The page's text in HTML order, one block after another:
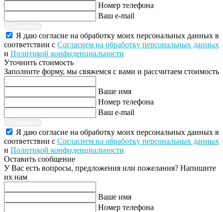
Номер телефона
Ваш e-mail
Я даю согласие на обработку моих персональных данных в
соответствии с Согласием на обработку персональных данных
и Политикой конфиденциальности
Уточнить стоимость
Заполните форму, мы свяжемся с вами и рассчитаем стоимость
Ваше имя
Номер телефона
Ваш e-mail
Я даю согласие на обработку моих персональных данных в
соответствии с Согласием на обработку персональных данных
и Политикой конфиденциальности
Оставить сообщение
У Вас есть вопросы, предложения или пожелания? Напишите
их нам
Ваше имя
Номер телефона